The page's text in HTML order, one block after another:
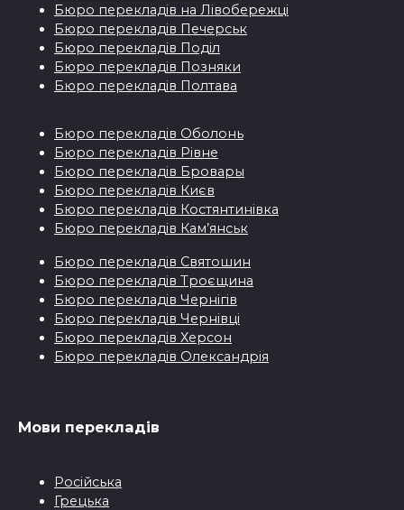
Бюро перекладiв на Лівобережці
Бюро перекладiв Печерськ
Бюро перекладiв Поділ
Бюро перекладiв Позняки
Бюро перекладiв Полтава
Бюро перекладiв Оболонь
Бюро перекладiв Рівне
Бюро перекладiв Бровары
Бюро перекладiв Києв
Бюро перекладiв Костянтинівка
Бюро перекладів Кам’янськ
Бюро перекладiв Святошин
Бюро перекладiв Троєщина
Бюро перекладiв Чернігів
Бюро перекладiв Чернівці
Бюро перекладiв Херсон
Бюро перекладiв Олександрія
Мови перекладiв
Pосійськa
Грецькa